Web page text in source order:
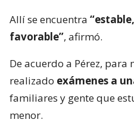
Allí se encuentra
favorable”, afirmó.
De acuerdo a Pérez,
realizado exámenes a
familiares y gente que
menor.